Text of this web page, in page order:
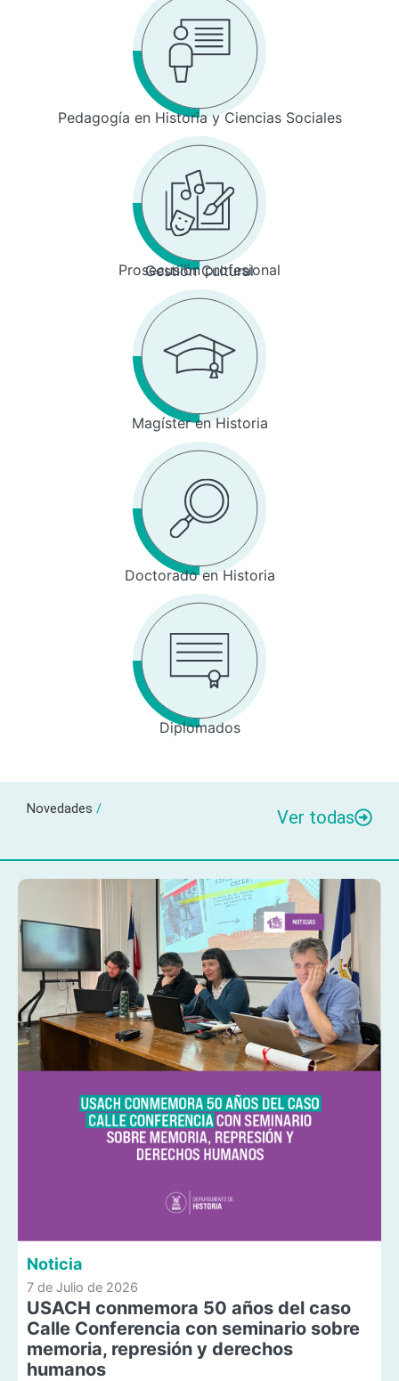
Pedagogía en Historia y Ciencias Sociales
Prosecusión profesional
Gestión Cultural
Magíster en Historia
Doctorado en Historia
Diplomados
Novedades / Ver todas
Noticia
7 de Julio de 2026
USACH conmemora 50 años del caso
Calle Conferencia con seminario sobre
memoria, represión y derechos
humanos